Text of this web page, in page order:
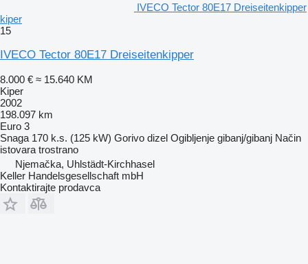
IVECO Tector 80E17 Dreiseitenkipper
kiper
15
IVECO Tector 80E17 Dreiseitenkipper
8.000 € ≈ 15.640 KM
Kiper
2002
198.097 km
Euro 3
Snaga 170 k.s. (125 kW) Gorivo dizel Ogibljenje gibanj/gibanj Način
istovara trostrano
Njemačka, Uhlstädt-Kirchhasel
Keller Handelsgesellschaft mbH
Kontaktirajte prodavca